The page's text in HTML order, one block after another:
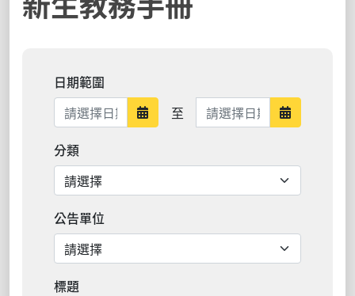
日期範圍
日期範圍開始
至 日期範圍結束 日期範圍
分類
公告單位
標題